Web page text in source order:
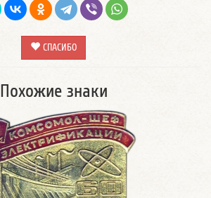
СПАСИБО
Похожие знаки